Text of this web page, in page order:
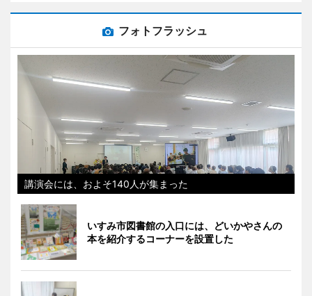
フォトフラッシュ
講演会には、およそ140人が集まった
いすみ市図書館の入口には、どいかやさんの
本を紹介するコーナーを設置した